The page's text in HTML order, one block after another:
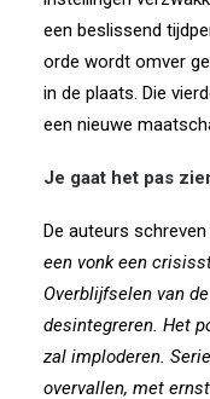
een beslissend
orde wordt omver
in de plaats. Die
een nieuwe
Je gaat het pas
De auteurs schreven
een vonk een
Overblijfselen van
desintegreren. Het
zal imploderen.
overvallen, met